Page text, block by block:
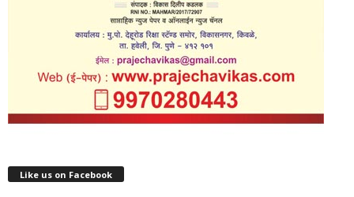
Like us on Facebook